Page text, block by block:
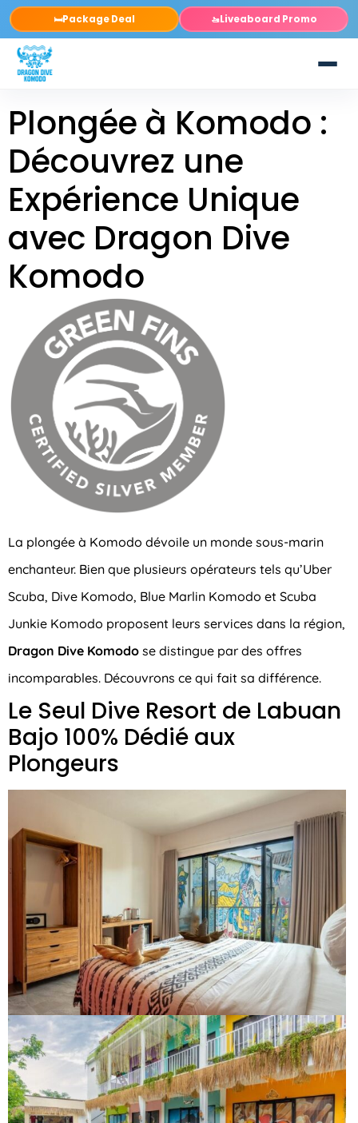
🛏️Package Deal 🚤Liveaboard Promo
Plongée à Komodo :
Découvrez une
Expérience Unique
avec Dragon Dive
Komodo
La plongée à Komodo dévoile un monde sous-marin
enchanteur. Bien que plusieurs opérateurs tels qu’Uber
Scuba, Dive Komodo, Blue Marlin Komodo et Scuba
Junkie Komodo proposent leurs services dans la région,
Dragon Dive Komodo se distingue par des offres
incomparables. Découvrons ce qui fait sa différence.
Le Seul Dive Resort de Labuan
Bajo 100% Dédié aux
Plongeurs